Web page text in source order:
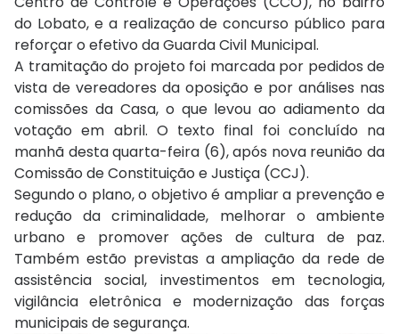
do Lobato, e a realização de concurso público para
reforçar o efetivo da Guarda Civil Municipal.
A tramitação do projeto foi marcada por pedidos de
vista de vereadores da oposição e por análises nas
comissões da Casa, o que levou ao adiamento da
votação em abril. O texto final foi concluído na
manhã desta quarta-feira (6), após nova reunião da
Comissão de Constituição e Justiça (CCJ).
Segundo o plano, o objetivo é ampliar a prevenção e
redução da criminalidade, melhorar o ambiente
urbano e promover ações de cultura de paz.
Também estão previstas a ampliação da rede de
assistência social, investimentos em tecnologia,
vigilância eletrônica e modernização das forças
municipais de segurança.